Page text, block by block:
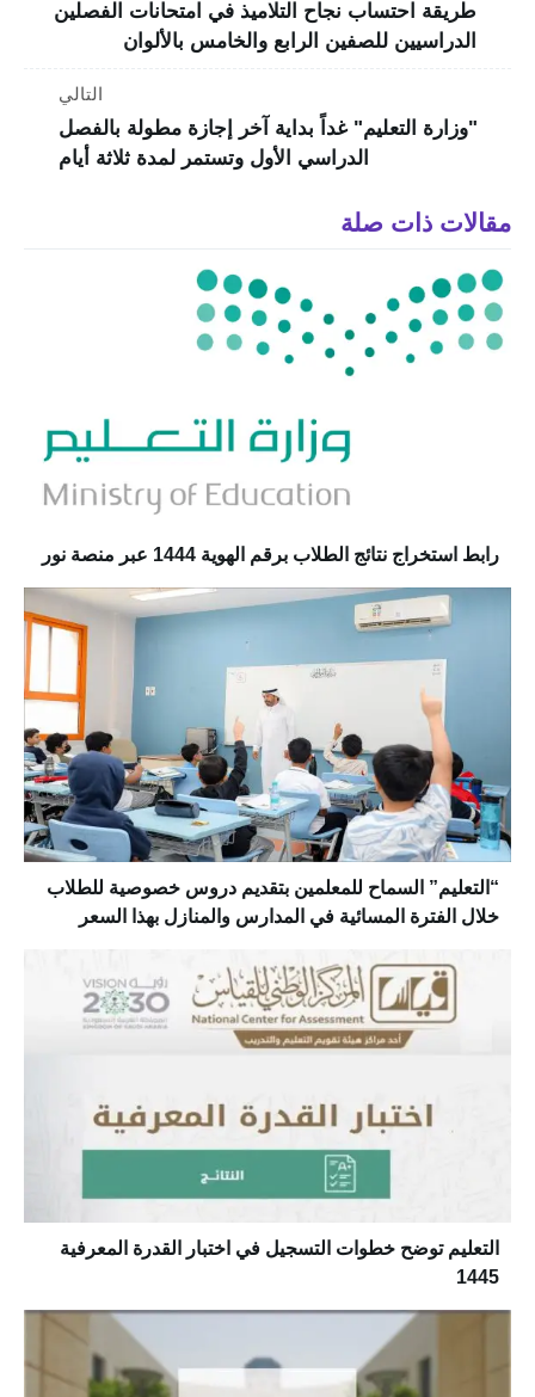
طريقة احتساب نجاح التلاميذ في امتحانات الفصلين
الدراسيين للصفين الرابع والخامس بالألوان
التالي
"وزارة التعليم" غداً بداية آخر إجازة مطولة بالفصل
الدراسي الأول وتستمر لمدة ثلاثة أيام
مقالات ذات صلة
رابط استخراج نتائج الطلاب برقم الهوية 1444 عبر منصة نور
“التعليم” ‏السماح للمعلمين بتقديم دروس خصوصية للطلاب
خلال الفترة المسائية في المدارس والمنازل بهذا السعر
التعليم توضح خطوات التسجيل في اختبار القدرة المعرفية
1445